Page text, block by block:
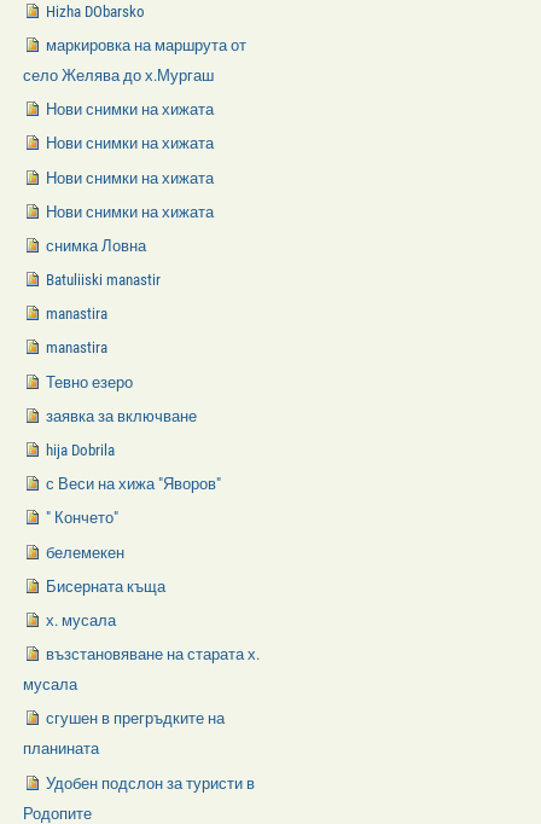
Hizha DObarsko
маркировка на маршрута от
село Желява до х.Мургаш
Нови снимки на хижата
Нови снимки на хижата
Нови снимки на хижата
Нови снимки на хижата
снимка Ловна
Batuliiski manastir
manastira
manastira
Тевно езеро
заявка за включване
hija Dobrila
с Веси на хижа "Яворов"
" Кончето"
белемекен
Бисерната къща
х. мусала
възстановяване на старата х.
мусала
сгушен в прегръдките на
планината
Удобен подслон за туристи в
Родопите